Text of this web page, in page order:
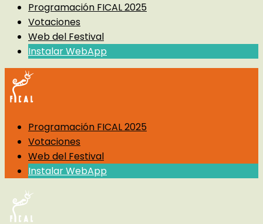
Programación FICAL 2025
Votaciones
Web del Festival
Instalar WebApp
Programación FICAL 2025
Votaciones
Web del Festival
Instalar WebApp